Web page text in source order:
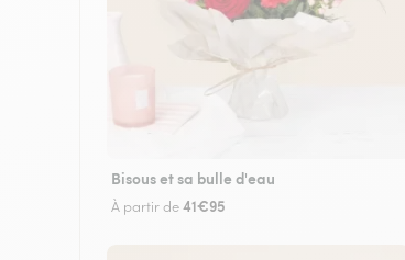
Bisous et sa bulle d'eau
À partir de41€95